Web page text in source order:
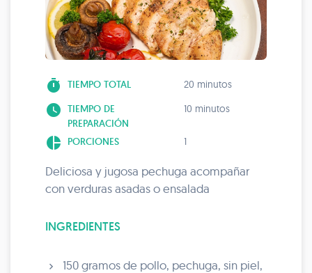
timer TIEMPO TOTAL 20 minutos
watch_later TIEMPO DE
PREPARACIÓN
10 minutos
pie_chart PORCIONES 1
Deliciosa y jugosa pechuga acompañar
con verduras asadas o ensalada
INGREDIENTES
150 gramos de pollo, pechuga, sin piel,